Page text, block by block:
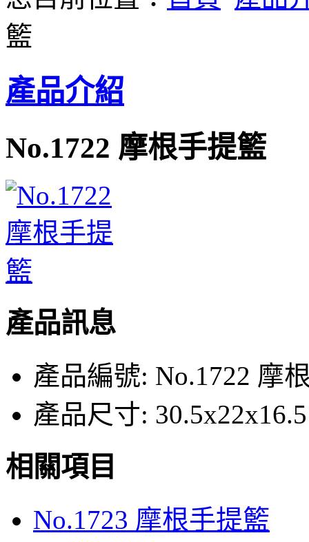
籃
產品介紹
No.1722 摩根手提籃
產品訊息
產品編號: No.1722 摩
產品尺寸:
相關項目
No.1723 摩根手提籃